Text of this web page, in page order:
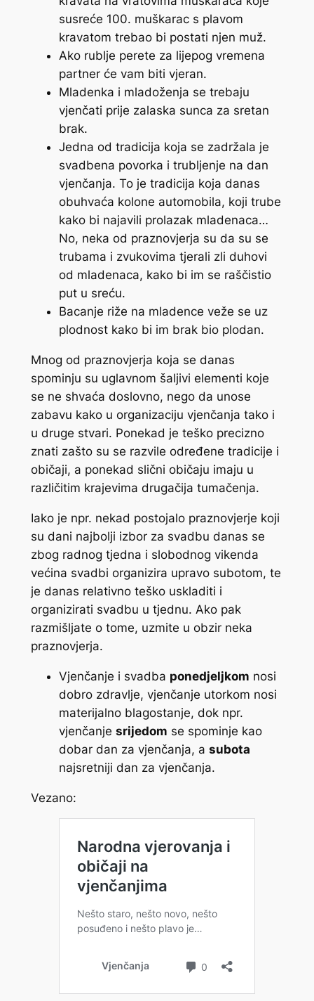
susreće 100. muškarac s plavom
kravatom trebao bi postati njen muž.
Ako rublje perete za lijepog vremena
partner će vam biti vjeran.
Mladenka i mladoženja se trebaju
vjenčati prije zalaska sunca za sretan
brak.
Jedna od tradicija koja se zadržala je
svadbena povorka i trubljenje na dan
vjenčanja. To je tradicija koja danas
obuhvaća kolone automobila, koji trube
kako bi najavili prolazak mladenaca…
No, neka od praznovjerja su da su se
trubama i zvukovima tjerali zli duhovi
od mladenaca, kako bi im se raščistio
put u sreću.
Bacanje riže na mladence veže se uz
plodnost kako bi im brak bio plodan.
Mnog od praznovjerja koja se danas
spominju su uglavnom šaljivi elementi koje
se ne shvaća doslovno, nego da unose
zabavu kako u organizaciju vjenčanja tako i
u druge stvari. Ponekad je teško precizno
znati zašto su se razvile određene tradicije i
običaji, a ponekad slični običaju imaju u
različitim krajevima drugačija tumačenja.
Iako je npr. nekad postojalo praznovjerje koji
su dani najbolji izbor za svadbu danas se
zbog radnog tjedna i slobodnog vikenda
većina svadbi organizira upravo subotom, te
je danas relativno teško uskladiti i
organizirati svadbu u tjednu. Ako pak
razmišljate o tome, uzmite u obzir neka
praznovjerja.
Vjenčanje i svadba ponedjeljkom nosi
dobro zdravlje, vjenčanje utorkom nosi
materijalno blagostanje, dok npr.
vjenčanje srijedom se spominje kao
dobar dan za vjenčanja, a subota
najsretniji dan za vjenčanja.
Vezano: